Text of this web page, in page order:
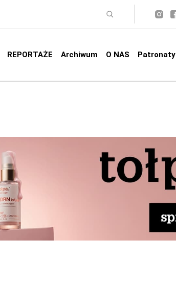
REPORTAŻE Archiwum O NAS Patronaty